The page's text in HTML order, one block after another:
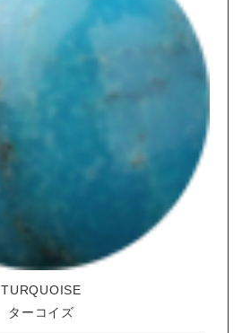
TURQUOISE
ターコイズ